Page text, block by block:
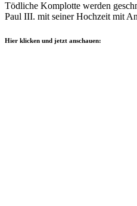
Tödliche Komplotte werden
Paul III. mit seiner Hochzeit mit
Hier klicken und jetzt anschauen: